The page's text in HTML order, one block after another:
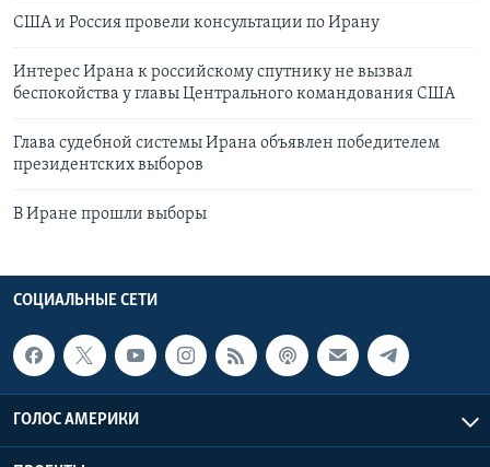
США и Россия провели консультации по Ирану
Интерес Ирана к российскому спутнику не вызвал
беспокойства у главы Центрального командования США
Глава судебной системы Ирана объявлен победителем
президентских выборов
В Иране прошли выборы
СОЦИАЛЬНЫЕ СЕТИ
ГОЛОС АМЕРИКИ